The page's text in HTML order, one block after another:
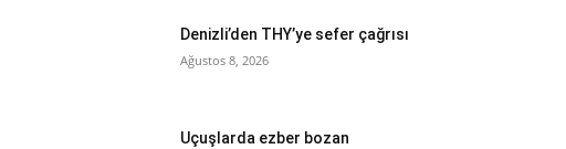
Denizli’den THY’ye sefer çağrısı
Ağustos 8, 2026
Uçuşlarda ezber bozan